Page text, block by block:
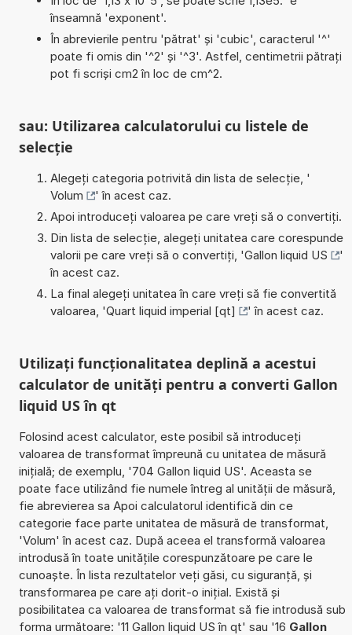
înseamnă 'exponent'.
În abrevierile pentru 'pătrat' și 'cubic', caracterul '^'
poate fi omis din '^2' și '^3'. Astfel, centimetrii pătrați
pot fi scriși cm2 în loc de cm^2.
sau: Utilizarea calculatorului cu listele de
selecție
Alegeți categoria potrivită din lista de selecție, '
Volum
' în acest caz.
Apoi introduceți valoarea pe care vreți să o convertiți.
Din lista de selecție, alegeți unitatea care corespunde
valorii pe care vreți să o convertiți, 'Gallon liquid US
'
în acest caz.
La final alegeți unitatea în care vreți să fie convertită
valoarea, 'Quart liquid imperial [qt] ' în acest caz.
Utilizați funcționalitatea deplină a acestui
calculator de unități pentru a converti Gallon
liquid US în qt
Folosind acest calculator, este posibil să introduceți
valoarea de transformat împreună cu unitatea de măsură
inițială; de exemplu, '704 Gallon liquid US'. Aceasta se
poate face utilizând fie numele întreg al unității de măsură,
fie abrevierea sa Apoi calculatorul identifică din ce
categorie face parte unitatea de măsură de transformat,
'Volum' în acest caz. După aceea el transformă valoarea
introdusă în toate unitățile corespunzătoare pe care le
cunoaște. În lista rezultatelor veți găsi, cu siguranță, și
transformarea pe care ați dorit-o inițial. Există și
posibilitatea ca valoarea de transformat să fie introdusă sub
forma următoare: '11 Gallon liquid US în qt' sau '16 Gallon